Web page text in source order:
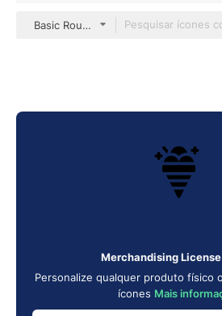
Basic Rounded Filled
Merchandising License
Personalize qualquer produto físico
ícones Mais